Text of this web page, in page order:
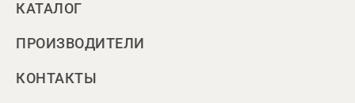
КАТАЛОГ
ПРОИЗВОДИТЕЛИ
КОНТАКТЫ